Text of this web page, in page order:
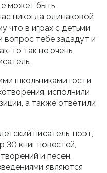
может быть
никогда одинаковой
что в играх с детьми
вопрос тебе зададут и
то так не очень
школьниками гости
исполнили
а также ответили
писатель, поэт,
30 книг повестей,
и песен.
являются